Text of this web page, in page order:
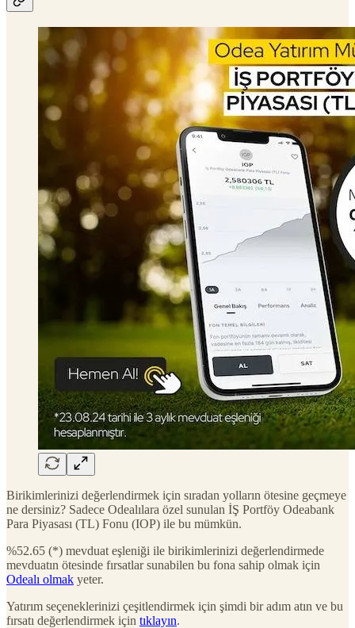
Birikimlerinizi değerlendirmek için sıradan yolların ötesine geçmeye
ne dersiniz? Sadece Odealılara özel sunulan İŞ Portföy Odeabank
Para Piyasası (TL) Fonu (IOP) ile bu mümkün.
%52.65 (*) mevduat eşleniği ile birikimlerinizi değerlendirmede
mevduatın ötesinde fırsatlar sunabilen bu fona sahip olmak için
Odealı olmak yeter.
Yatırım seçeneklerinizi çeşitlendirmek için şimdi bir adım atın ve bu
fırsatı değerlendirmek için tıklayın.